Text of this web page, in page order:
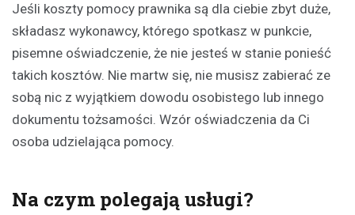
Jeśli koszty pomocy prawnika są dla ciebie zbyt duże,
składasz wykonawcy, którego spotkasz w punkcie,
pisemne oświadczenie, że nie jesteś w stanie ponieść
takich kosztów. Nie martw się, nie musisz zabierać ze
sobą nic z wyjątkiem dowodu osobistego lub innego
dokumentu tożsamości. Wzór oświadczenia da Ci
osoba udzielająca pomocy.
Na czym polegają usługi?